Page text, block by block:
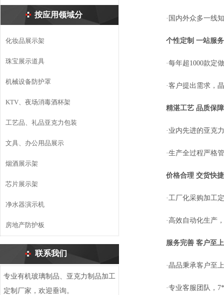
·国内外众多一线
个性定制 一站服务
·每年超1000款定
·客户提出需求，
精湛工艺 品质保障
·业内先进的亚克
·生产全过程严格
价格合理 交货快捷
·工厂化采购加工
·高效自动化生产
服务完善 客户至上
·晶品秉承客户至
·专业客服团队，
按应用领域分
化妆品展示架
珠宝展示道具
机械设备防护罩
KTV、夜场消毒酒杯架
工艺品、礼品亚克力包装
文具、办公用品展示
烟酒展示架
芯片展示架
净水器演示机
房地产防护板
联系我们
专业有机玻璃制品、亚克力制品加工
定制厂家，欢迎垂询。